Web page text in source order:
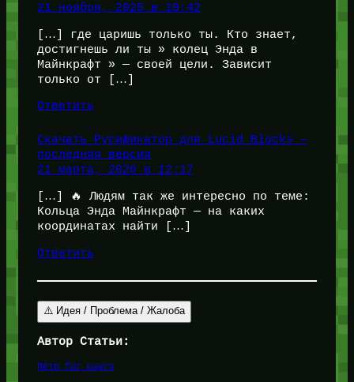
21 ноября, 2025 в 10:42
[…] где царишь только ты. Кто знает,
достигнешь ли ты » колец Энда в
Майнкрафт » — своей цели. Зависит
только от […]
Ответить
Скачать Русификатор для Lucid Blocks —
последняя версия
21 марта, 2026 в 12:17
[…] 🔥 Людям так же интересно по теме:
Кольца Энда Майнкрафт — на каких
координатах найти […]
Ответить
⚠️ Идея / Проблема / Жалоба
Автор Статьи:
Пётр for_users